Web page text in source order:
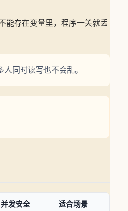
能存在变量里，程序一关就丢
同时读写也不会乱。
并发安全 适合场景